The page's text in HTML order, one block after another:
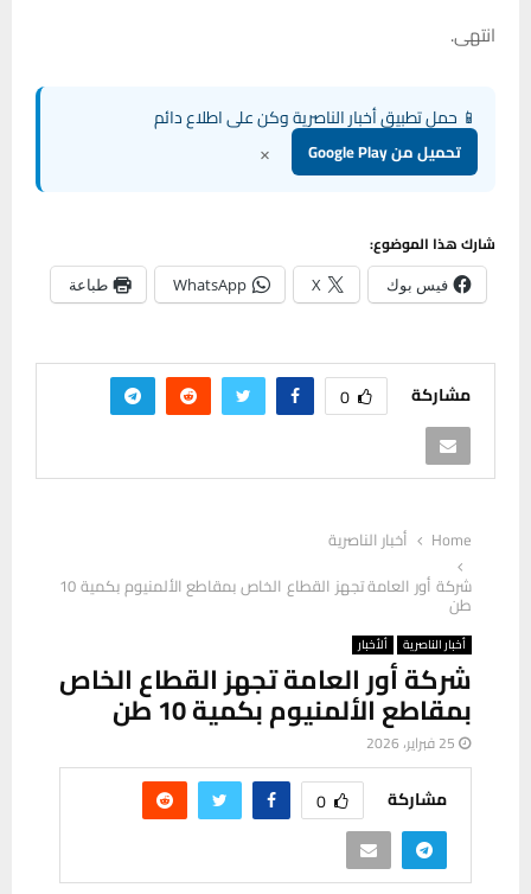
انتهى.
📱 حمل تطبيق أخبار الناصرية وكن على اطلاع دائم
تحميل من Google Play ×
شارك هذا الموضوع:
فيس بوك X
WhatsApp طباعة
مشاركة 0
Home
أخبار الناصرية
شركة أور العامة تجهز القطاع الخاص بمقاطع الألمنيوم بكمية 10
طن
أخبار الناصرية ألأخبار
شركة أور العامة تجهز القطاع الخاص
بمقاطع الألمنيوم بكمية 10 طن
25 فبراير، 2026
مشاركة 0